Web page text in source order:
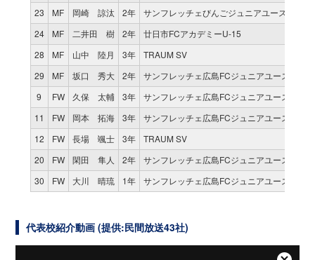
23
MF 岡崎 諒汰 2年 サンフレッチェびんごジュニアユースFC
24
MF 二井田 樹 2年 廿日市FCアカデミーU-15
28
MF 山中 陸月 3年 TRAUM SV
29
MF 坂口 秀大 2年 サンフレッチェ広島FCジュニアユース
9
FW 久保 太輔 3年 サンフレッチェ広島FCジュニアユース
11
FW 岡本 拓海 3年 サンフレッチェ広島FCジュニアユース
12
FW 長場 颯士 3年 TRAUM SV
20
FW 閑田 隼人 2年 サンフレッチェ広島FCジュニアユース
30
FW 大川 晴琉 1年 サンフレッチェ広島FCジュニアユース
代表校紹介動画 (提供:民間放送43社)